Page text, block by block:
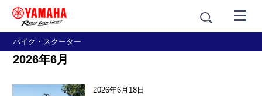
バイク・スクーター
2026年6月
2026年6月18日